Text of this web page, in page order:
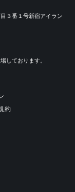
３番１号新宿アイラン
しております。
約